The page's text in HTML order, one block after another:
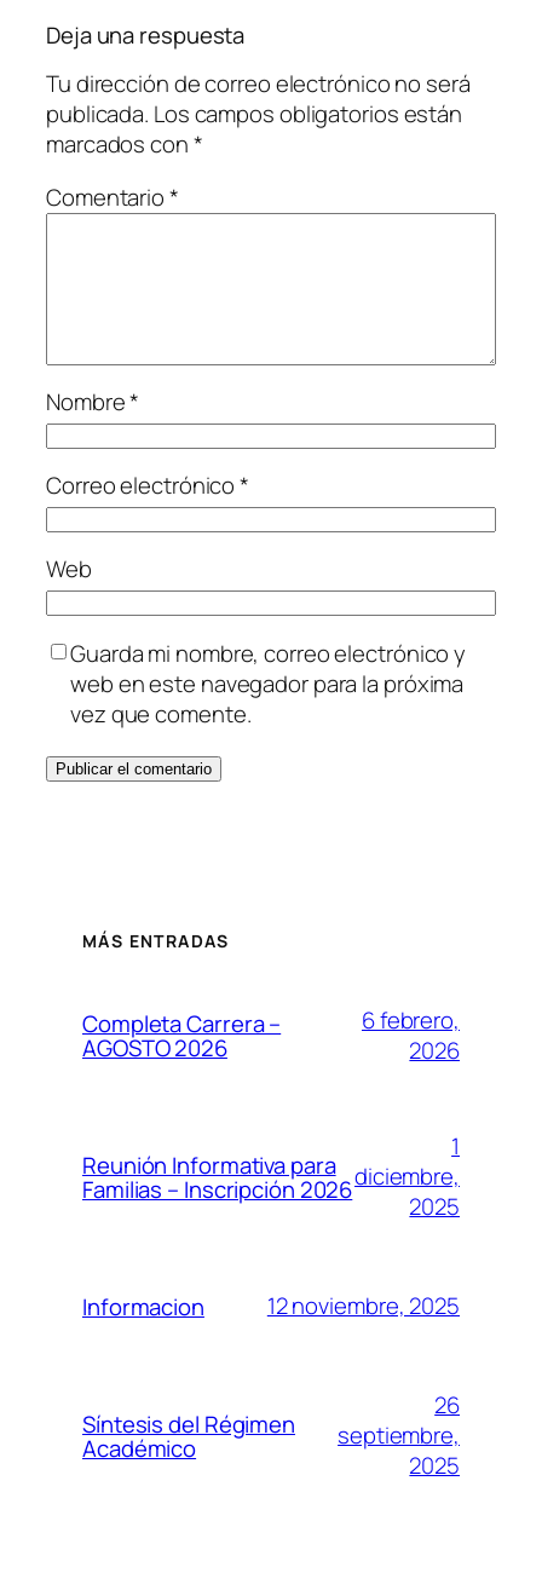
Deja una respuesta
Tu dirección de correo electrónico no será
publicada. Los campos obligatorios están
marcados con*
Comentario*
Nombre*
Correo electrónico*
Web
Guarda mi nombre, correo electrónico y
web en este navegador para la próxima
vez que comente.
MÁS ENTRADAS
Completa Carrera –
AGOSTO 2026
6 febrero,
2026
Reunión Informativa para
Familias – Inscripción 2026
1
diciembre,
2025
Informacion 12 noviembre, 2025
Síntesis del Régimen
Académico
26
septiembre,
2025